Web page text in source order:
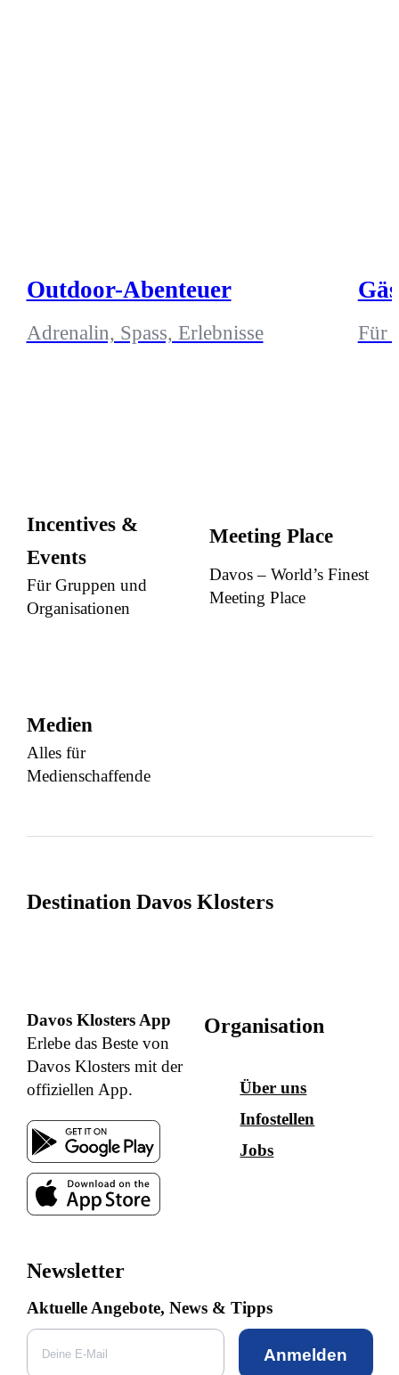
Outdoor-Abenteuer
Adrenalin, Spass, Erlebnisse Für
Incentives &
Events
Für Gruppen und
Organisationen
Meeting Place
Davos – World’s Finest
Meeting Place
Medien
Alles für
Medienschaffende
Destination Davos Klosters
Davos Klosters App
Erlebe das Beste von
Davos Klosters mit der
offiziellen App.
Organisation
Über uns
Infostellen
Jobs
Newsletter
Aktuelle Angebote, News & Tipps
Anmelden